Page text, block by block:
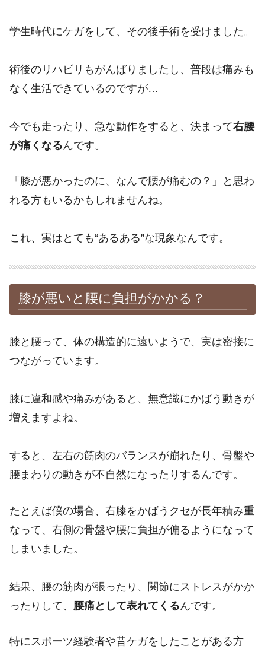
学生時代にケガをして、その後手術を受けました。
術後のリハビリもがんばりましたし、普段は痛みも
なく生活できているのですが…
今でも走ったり、急な動作をすると、決まって右腰
が痛くなるんです。
「膝が悪かったのに、なんで腰が痛むの？」と思わ
れる方もいるかもしれませんね。
これ、実はとても“あるある”な現象なんです。
膝が悪いと腰に負担がかかる？
膝と腰って、体の構造的に遠いようで、実は密接に
つながっています。
膝に違和感や痛みがあると、無意識にかばう動きが
増えますよね。
すると、左右の筋肉のバランスが崩れたり、骨盤や
腰まわりの動きが不自然になったりするんです。
たとえば僕の場合、右膝をかばうクセが長年積み重
なって、右側の骨盤や腰に負担が偏るようになって
しまいました。
結果、腰の筋肉が張ったり、関節にストレスがかか
ったりして、 腰痛として表れてくるんです。
特にスポーツ経験者や昔ケガをしたことがある方